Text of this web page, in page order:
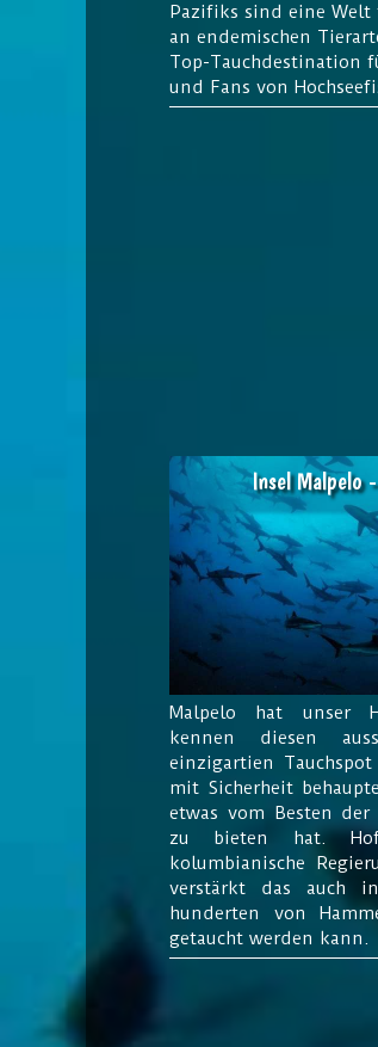
Pazifiks sind eine Welt
an endemischen
Top-Tauchdestination
und Fans von
Insel Malpelo
Malpelo hat unser
kennen diesen
einzigartien
mit Sicherheit
etwas vom Besten der
zu bieten hat.
kolumbianische
verstärkt das auch
hunderten von
getaucht werden kann.